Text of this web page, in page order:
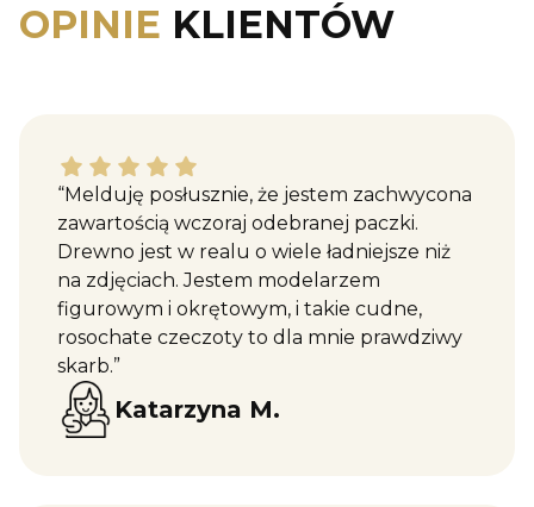
OPINIE KLIENTÓW
Katarzyna M. dał ocenę: 5
“Melduję posłusznie, że jestem zachwycona
zawartością wczoraj odebranej paczki.
Drewno jest w realu o wiele ładniejsze niż
na zdjęciach. Jestem modelarzem
figurowym i okrętowym, i takie cudne,
rosochate czeczoty to dla mnie prawdziwy
skarb.”
Katarzyna M.